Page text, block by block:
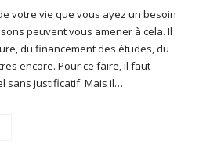
votre vie que vous ayez un besoin
peuvent vous amener à cela. Il
du financement des études, du
encore. Pour ce faire, il faut
sans justificatif. Mais il…